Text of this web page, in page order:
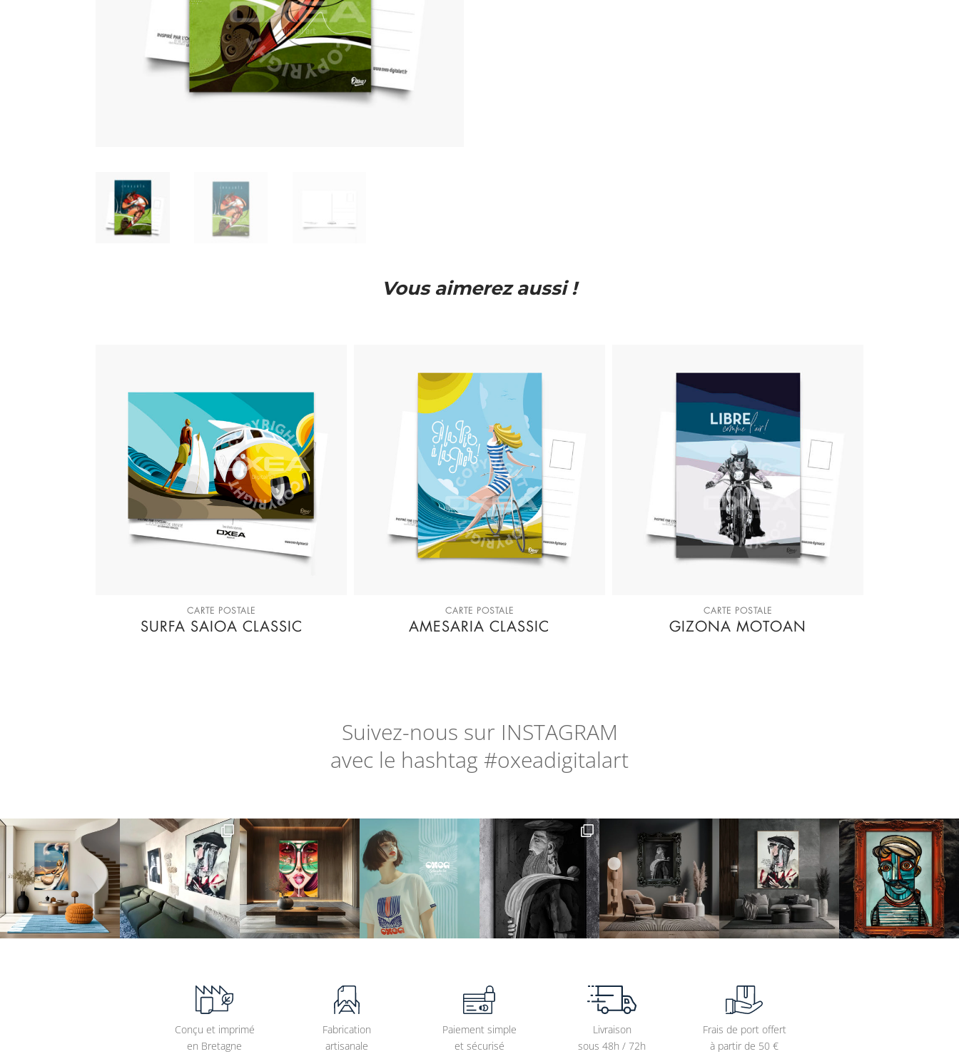
Vous aimerez aussi !
CARTE POSTALE
SURFA SAIOA CLASSIC
CARTE POSTALE
AMESARIA CLASSIC
CARTE POSTALE
GIZONA MOTOAN
Suivez-nous sur INSTAGRAM
avec le hashtag #oxeadigitalart
Conçu et imprimé
en Bretagne
Fabrication
artisanale
Paiement simple
et sécurisé
Livraison
sous 48h / 72h
Frais de port offert
à partir de 50 €